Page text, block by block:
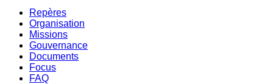
Repères
Organisation
Missions
Gouvernance
Documents
Focus
FAQ